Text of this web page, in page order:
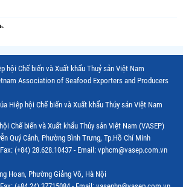
hội Chế biến và Xuất khẩu Thuỷ sản Việt Nam
Association of Seafood Exporters and Producers
Hiệp hội Chế biến và Xuất khẩu Thủy sản Việt Nam
Chế biến và Xuất khẩu Thủy sản Việt Nam (VASEP)
Quý Cảnh, Phường Bình Trưng, Tp.Hồ Chí Minh
(+84) 28.628.10437 - Email: vphcm@vasep.com.vn
Hoan, Phường Giảng Võ, Hà Nội